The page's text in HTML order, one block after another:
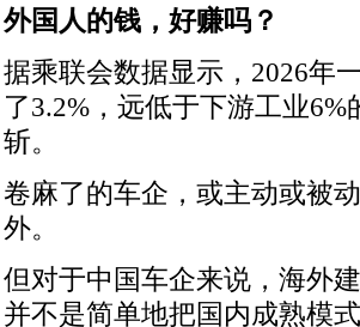
外国人的钱，好赚吗？
据乘联会数据显示，2026年
了3.2%，远低于下游工业
斩。
卷麻了的车企，或主动或被
外。
但对于中国车企来说，海外
并不是简单地把国内成熟模